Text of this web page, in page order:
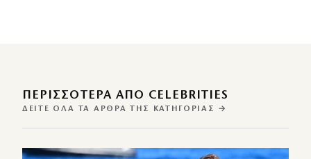
ΠΕΡΙΣΣΌΤΕΡΑ ΑΠΌ CELEBRITIES
ΔΕΊΤΕ ΌΛΑ ΤΑ ΆΡΘΡΑ ΤΗΣ ΚΑΤΗΓΟΡΊΑΣ →